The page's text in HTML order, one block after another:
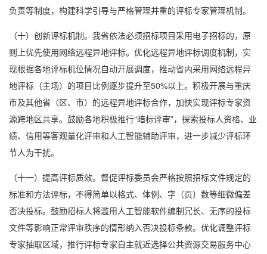
负责等制度，构建科学引导与严格管理并重的评标专家管理机制。
（十）创新评标机制。我省依法必须招标项目采用电子招标的，原
则上优先使用网络远程异地评标。优化远程异地评标调度机制，实
现根据各地评标机位情况自动开展调度，推动省内采用网络远程异
地评标（主场）的项目比例逐步提升至50%以上。积极开展与重庆
市及其他省（区、市）的远程异地评标合作，加快实现评标专家资
源跨地区共享。鼓励各地积极推行“暗标评审”，探索投标人资格、业
绩、信用等客观量化评审和人工智能辅助评审，进一步减少评标环
节人为干扰。
（十一）提高评标质效。督促评标委员会严格按照招标文件规定的
标准和方法评标，不得简单以格式、体例、字（页）数等细微偏差
否决投标。鼓励招标人将滥用人工智能软件编制冗长、无序的投标
文件等影响正常评审秩序的情形纳入否决投标条款。优化调整评标
专家抽取区域，推行评标专家自主就近选择公共资源交易服务中心